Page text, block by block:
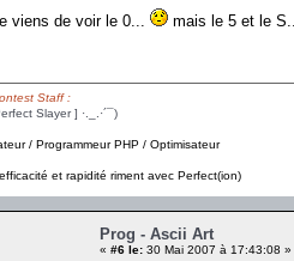
viens de voir le 0... mais le 5 et le S..
Staff :
Slayer ] ·._.·´¯)
/ Programmeur PHP / Optimisateur
et rapidité riment avec Perfect(ion)
Prog - Ascii Art
« #6 le: 30 Mai 2007 à 17:43:08 »